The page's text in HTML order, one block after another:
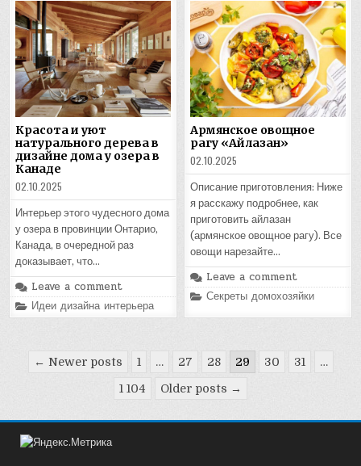
Красота и уют
натурального дерева в
дизайне дома у озера в
Канаде
02.10.2025
Интерьер этого чудесного дома
у озера в провинции Онтарио,
Канада, в очередной раз
доказывает, что…
Leave a comment
Posted
in
Идеи дизайна интерьера
Армянское овощное
рагу «Айлазан»
02.10.2025
Описание приготовления: Ниже
я расскажу подробнее, как
приготовить айлазан
(армянское овощное рагу). Все
овощи нарезайте…
Leave a comment
Posted
Секреты домохозяйки
Пагинация
← Newer posts 1 … 27 28 29 30 31 …
1 104 Older posts →